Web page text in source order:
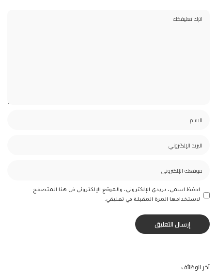
احفظ اسمي، بريدي الإلكتروني، والموقع الإلكتروني في هذا المتصفح
لاستخدامها المرة المقبلة في تعليقي.
آخر الوظائف